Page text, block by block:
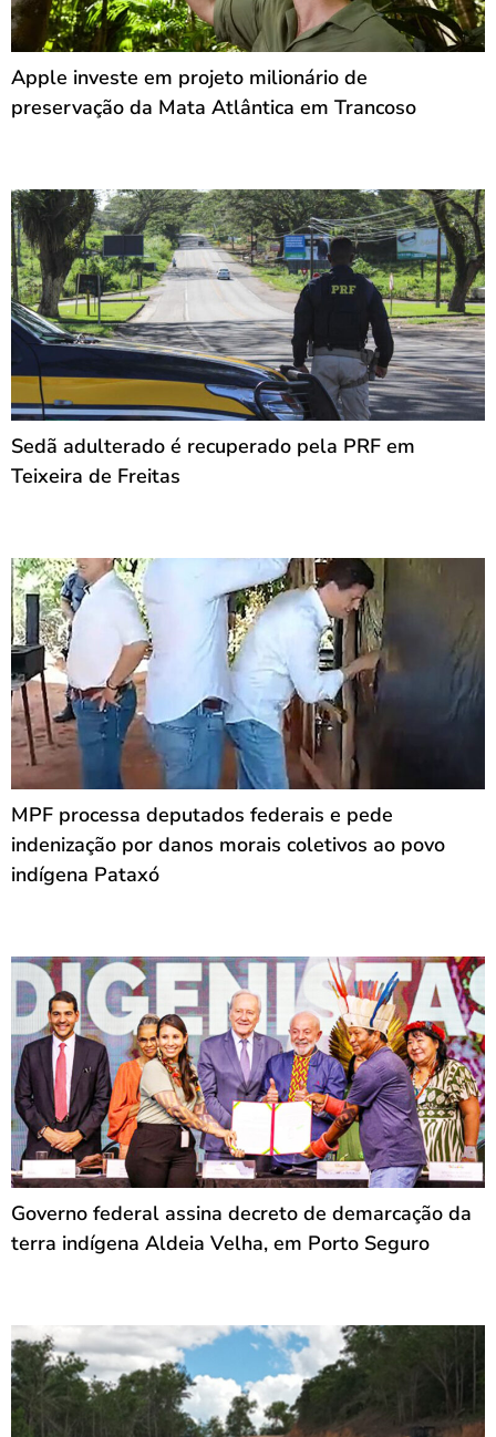
Apple investe em projeto milionário de
preservação da Mata Atlântica em Trancoso
Sedã adulterado é recuperado pela PRF em
Teixeira de Freitas
MPF processa deputados federais e pede
indenização por danos morais coletivos ao povo
indígena Pataxó
Governo federal assina decreto de demarcação da
terra indígena Aldeia Velha, em Porto Seguro